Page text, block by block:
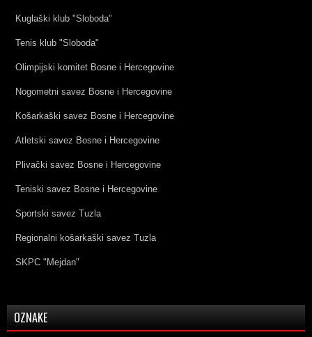
Kuglaški klub "Sloboda"
Tenis klub "Sloboda"
Olimpijski komitet Bosne i Hercegovine
Nogometni savez Bosne i Hercegovine
Košarkaški savez Bosne i Hercegovine
Atletski savez Bosne i Hercegovine
Plivački savez Bosne i Hercegovine
Teniski savez Bosne i Hercegovine
Sportski savez Tuzla
Regionalni košarkaški savez Tuzla
SKPC "Mejdan"
OZNAKE